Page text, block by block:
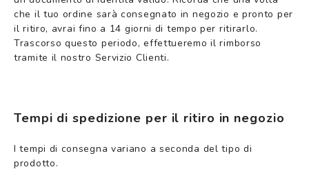
che il tuo ordine sarà consegnato in negozio e pronto per
il ritiro, avrai fino a 14 giorni di tempo per ritirarlo.
Trascorso questo periodo, effettueremo il rimborso
tramite il nostro Servizio Clienti.
Tempi di spedizione per il ritiro in negozio
I tempi di consegna variano a seconda del tipo di
prodotto.